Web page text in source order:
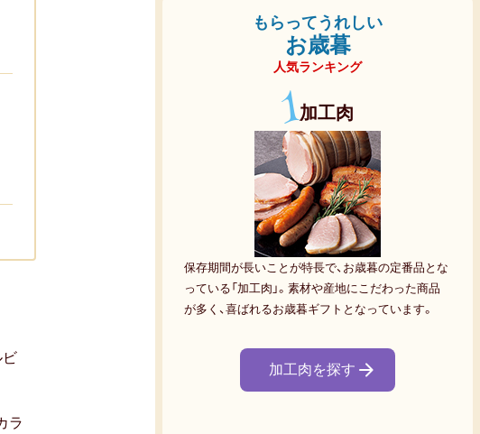
ビ
ラ
もらってうれしい
お歳暮
人気ランキング
1加工肉
保存期間が長いことが特長で、お歳暮の定番品とな
っている「加工肉」。素材や産地にこだわった商品
が多く、喜ばれるお歳暮ギフトとなっています。
加工肉を探す